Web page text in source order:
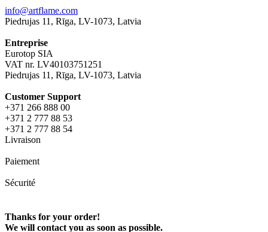
info@artflame.com
Piedrujas 11, Rīga, LV-1073, Latvia
Entreprise
Eurotop SIA
VAT nr. LV40103751251
Piedrujas 11, Rīga, LV-1073, Latvia
Сustomer Support
+371 266 888 00
+371 2 777 88 53
+371 2 777 88 54
Livraison
Paiement
Sécurité
Thanks for your order!
We will contact you as soon as possible.